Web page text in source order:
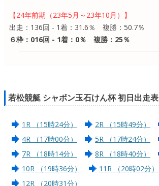
【24年前期（23年5月～23年10月）】
出走：136回 - 1着：31.6％ 複勝：50.7％
６枠：016回 - 1着：0％ 複勝：25％
若松競艇 シャボン玉石けん杯 初日出走表
1R （15時24分） 2R （15時49分）
4R （17時00分）
5R （17時24分）
7R （18時14分）
8R （18時40分）
10R （19時36分）
11R （20時02分）
12R （20時31分）